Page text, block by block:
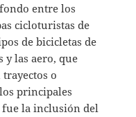
entre los
cicloturistas de
de bicicletas de
y las aero, que
o
principales
fue la inclusión del